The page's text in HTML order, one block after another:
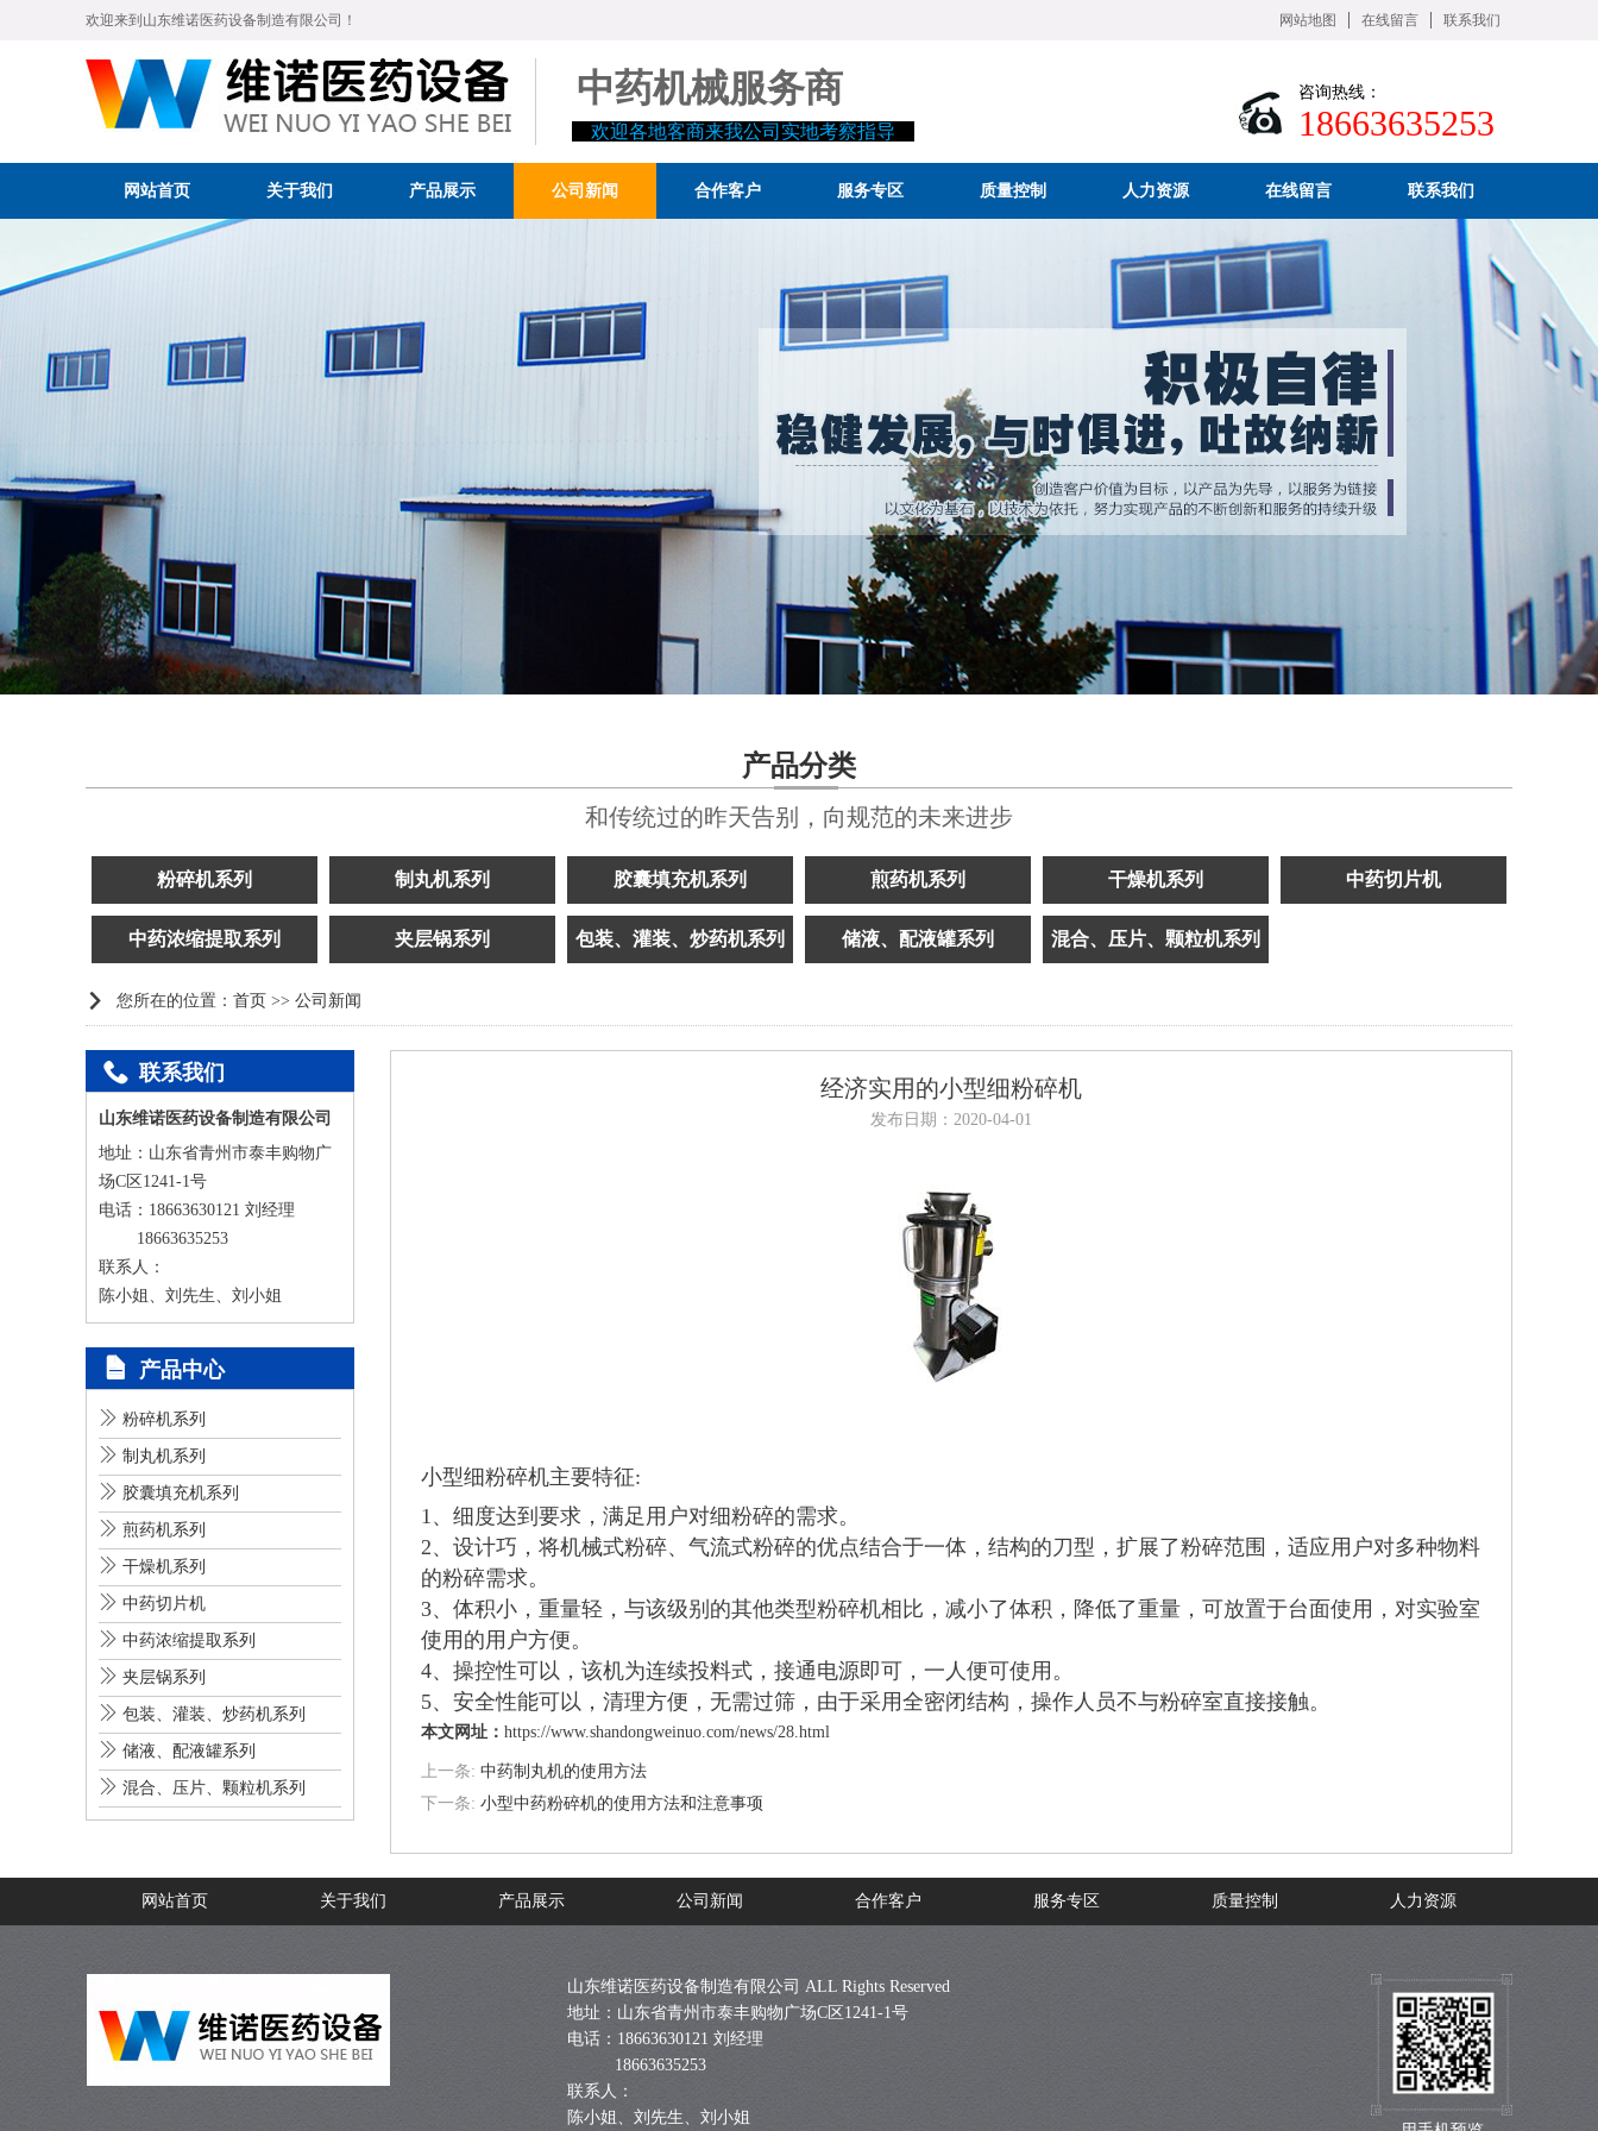
欢迎来到山东维诺医药设备制造有限公司！ 网站地图 在线留言 联系我们
中药机械服务商
欢迎各地客商来我公司实地考察指导
咨询热线：
18663635253
网站首页 关于我们 产品展示 公司新闻 合作客户 服务专区 质量控制 人力资源 在线留言 联系我们
产品分类
和传统过的昨天告别，向规范的未来进步
粉碎机系列 制丸机系列 胶囊填充机系列 煎药机系列 干燥机系列 中药切片机
中药浓缩提取系列 夹层锅系列 包装、灌装、炒药机系列 储液、配液罐系列 混合、压片、颗粒机系列
 您所在的位置： 首页 >> 公司新闻
 联系我们
山东维诺医药设备制造有限公司
地址：山东省青州市泰丰购物广
场C区1241-1号
电话：18663630121 刘经理
18663635253
联系人：
陈小姐、刘先生、刘小姐
 产品中心
 粉碎机系列
 制丸机系列
 胶囊填充机系列
 煎药机系列
 干燥机系列
 中药切片机
 中药浓缩提取系列
 夹层锅系列
 包装、灌装、炒药机系列
 储液、配液罐系列
 混合、压片、颗粒机系列
经济实用的小型细粉碎机
发布日期：2020-04-01
小型细粉碎机主要特征:
1、细度达到要求，满足用户对细粉碎的需求。
2、设计巧，将机械式粉碎、气流式粉碎的优点结合于一体，结构的刀型，扩展了粉碎范围，适应用户对多种物料
的粉碎需求。
3、体积小，重量轻，与该级别的其他类型粉碎机相比，减小了体积，降低了重量，可放置于台面使用，对实验室
使用的用户方便。
4、操控性可以，该机为连续投料式，接通电源即可，一人便可使用。
5、安全性能可以，清理方便，无需过筛，由于采用全密闭结构，操作人员不与粉碎室直接接触。
本文网址： https://www.shandongweinuo.com/news/28.html
上一条: 中药制丸机的使用方法
下一条: 小型中药粉碎机的使用方法和注意事项
网站首页 关于我们 产品展示 公司新闻 合作客户 服务专区 质量控制 人力资源
山东维诺医药设备制造有限公司 ALL Rights Reserved
地址：山东省青州市泰丰购物广场C区1241-1号
电话：18663630121 刘经理
18663635253
联系人：
陈小姐、刘先生、刘小姐